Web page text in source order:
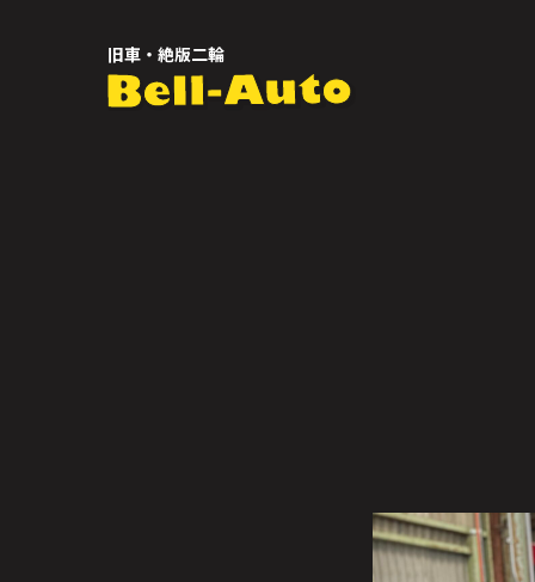
旧車・絶版二輪